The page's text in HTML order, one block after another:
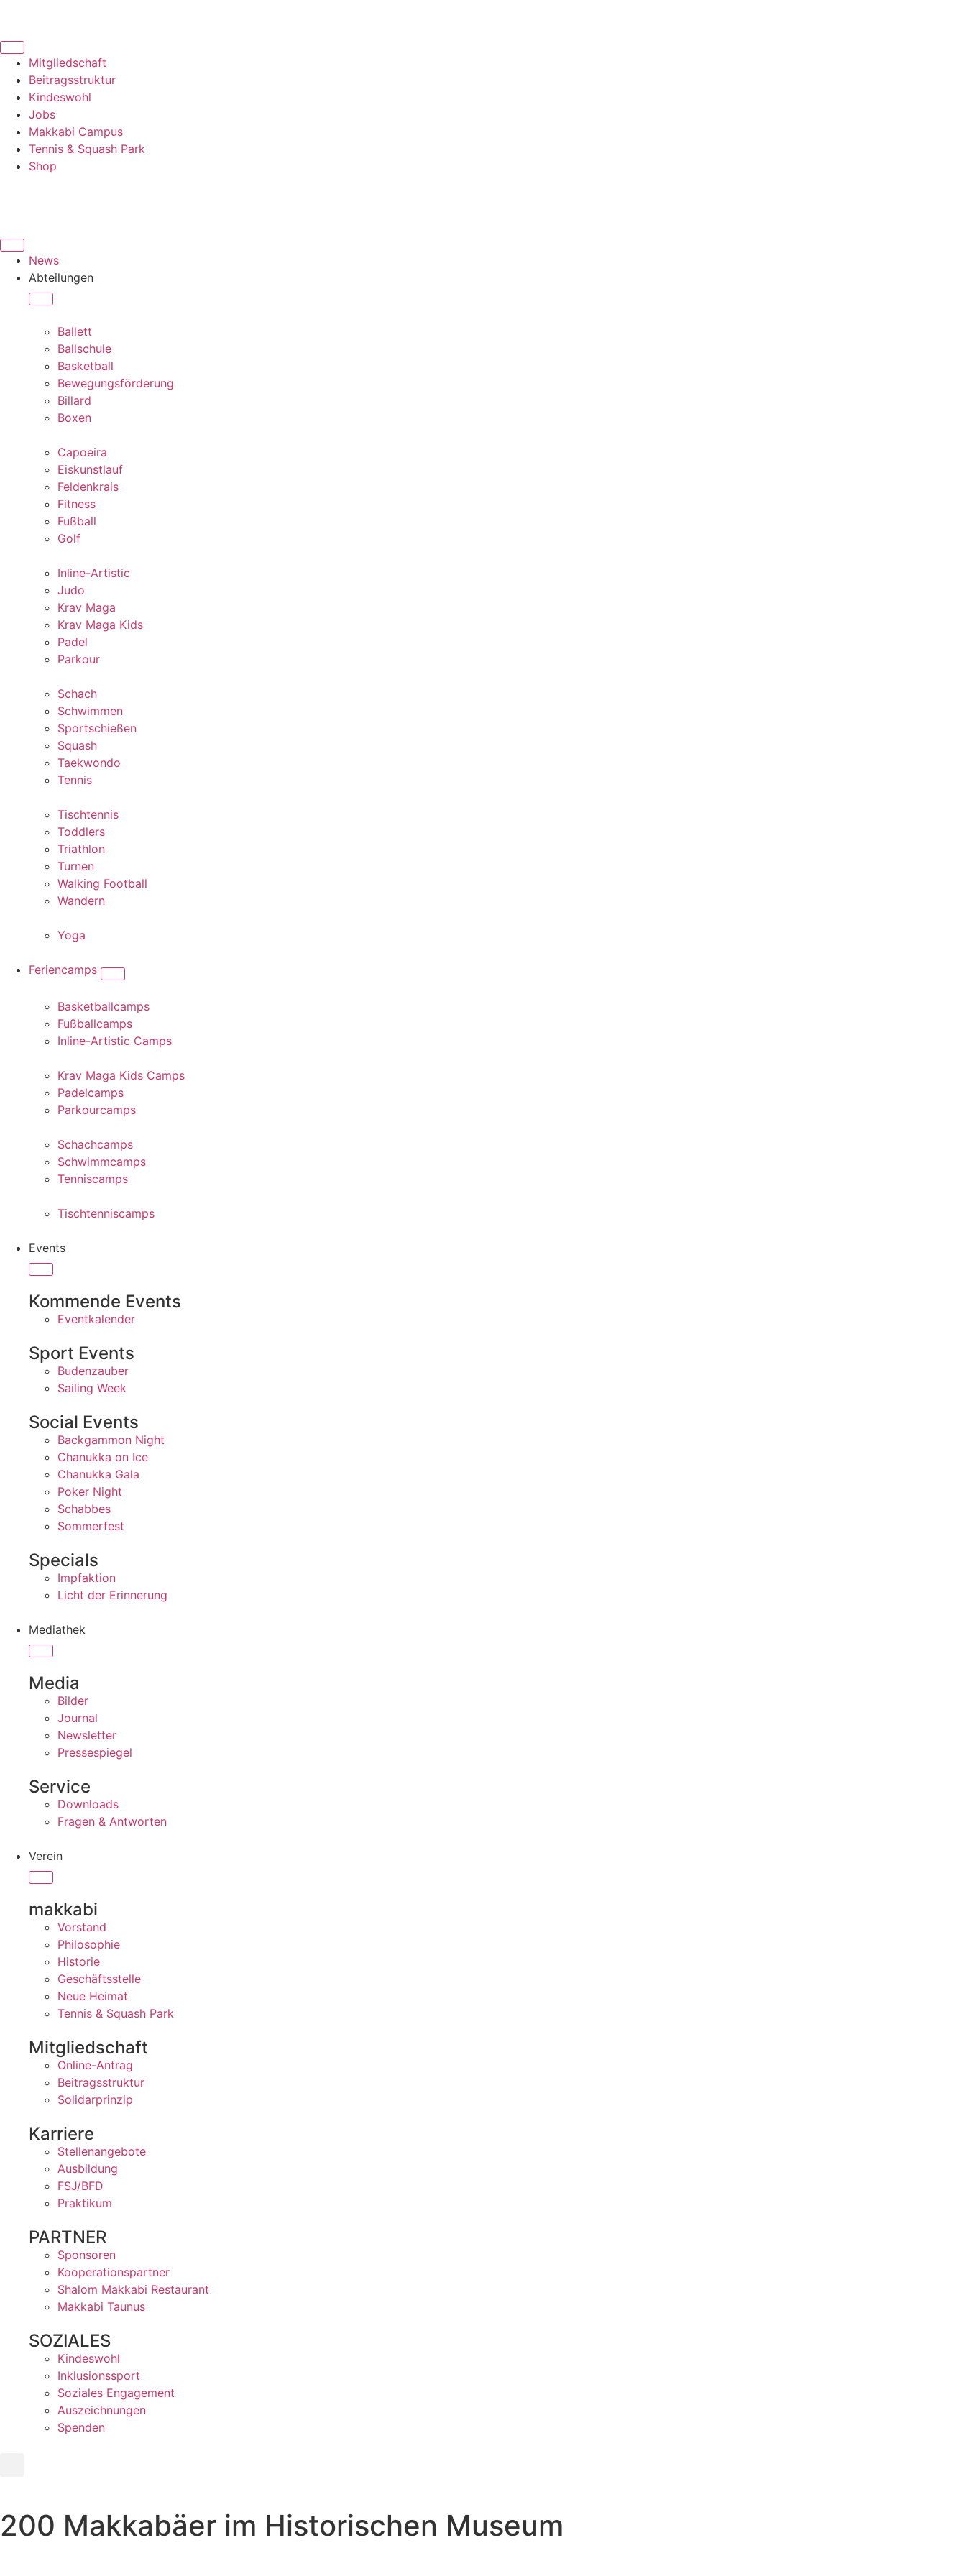
Mitgliedschaft
Beitragsstruktur
Kindeswohl
Jobs
Makkabi Campus
Tennis & Squash Park
Shop
News
Abteilungen
Ballett
Ballschule
Basketball
Bewegungsförderung
Billard
Boxen
Capoeira
Eiskunstlauf
Feldenkrais
Fitness
Fußball
Golf
Inline-Artistic
Judo
Krav Maga
Krav Maga Kids
Padel
Parkour
Schach
Schwimmen
Sportschießen
Squash
Taekwondo
Tennis
Tischtennis
Toddlers
Triathlon
Turnen
Walking Football
Wandern
Yoga
Feriencamps
Basketballcamps
Fußballcamps
Inline-Artistic Camps
Krav Maga Kids Camps
Padelcamps
Parkourcamps
Schachcamps
Schwimmcamps
Tenniscamps
Tischtenniscamps
Events
Kommende Events
Eventkalender
Sport Events
Budenzauber
Sailing Week
Social Events
Backgammon Night
Chanukka on Ice
Chanukka Gala
Poker Night
Schabbes
Sommerfest
Specials
Impfaktion
Licht der Erinnerung
Mediathek
Media
Bilder
Journal
Newsletter
Pressespiegel
Service
Downloads
Fragen & Antworten
Verein
makkabi
Vorstand
Philosophie
Historie
Geschäftsstelle
Neue Heimat
Tennis & Squash Park
Mitgliedschaft
Online-Antrag
Beitragsstruktur
Solidarprinzip
Karriere
Stellenangebote
Ausbildung
FSJ/BFD
Praktikum
PARTNER
Sponsoren
Kooperationspartner
Shalom Makkabi Restaurant
Makkabi Taunus
SOZIALES
Kindeswohl
Inklusionssport
Soziales Engagement
Auszeichnungen
Spenden
200 Makkabäer im Historischen Museum